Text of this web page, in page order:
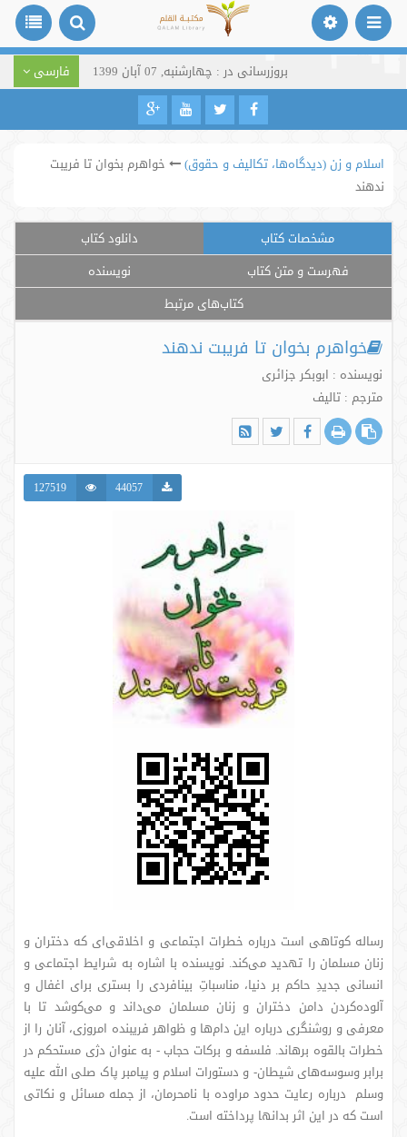
بروزرسانی در : چهارشنبه, 07 آبان 1399 فارسی
اسلام و زن (دیدگاه‌ها، تکالیف و حقوق)
خواهرم بخوان تا فریبت
ندهند
مشخصات کتاب
دانلود کتاب
فهرست و متن کتاب
نویسنده
کتاب‌های مرتبط
خواهرم بخوان تا فریبت ندهند
نویسنده : ابوبکر جزائری
مترجم : تالیف
44057
127519
رساله کوتاهی است درباره خطرات اجتماعی و اخلاقی‌ای که دختران و
زنان مسلمان را تهدید می‌کند. نویسنده با اشاره به شرایط اجتماعی و
انسانی جدیدِ حاکم بر دنیا، مناسباتِ بینافردی را بستری برای اغفال و
آلوده‌کردن دامن دختران و زنان مسلمان می‌داند و می‌کوشد تا با
معرفی و روشنگری درباره این دام‌ها و ظواهر فریبنده امروزی، آنان را از
خطرات بالقوه برهاند. فلسفه و برکات حجاب - به عنوان دژی مستحکم در
برابر وسوسه‌های شیطان- و دستورات اسلام و پیامبر پاک صلی الله علیه
وسلم درباره رعایت حدود مراوده با نامحرمان، از جمله مسائل و نکاتی
است که در این اثر بدانها پرداخته است.